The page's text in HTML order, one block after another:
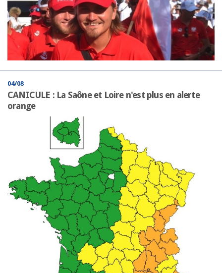
04/08
CANICULE : La Saône et Loire n'est plus en alerte
orange